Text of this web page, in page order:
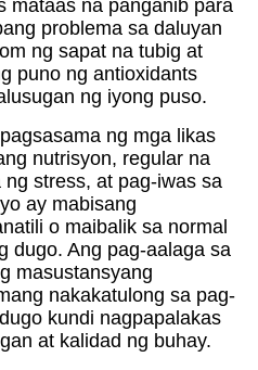
mataas na panganib para
problema sa daluyan
ng sapat na tubig at
puno ng antioxidants
ng iyong puso.
ng mga likas
nutrisyon, regular na
stress, at pag-iwas sa
ay mabisang
o maibalik sa normal
dugo. Ang pag-aalaga sa
masustansyang
nakakatulong sa pag-
kundi nagpapalakas
at kalidad ng buhay.